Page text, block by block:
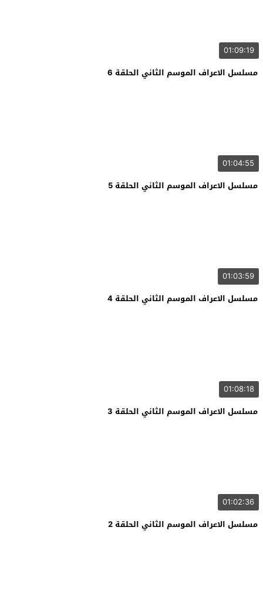
01:09:19
مسلسل الاعراف الموسم الثاني الحلقة 6
01:04:55
مسلسل الاعراف الموسم الثاني الحلقة 5
01:03:59
مسلسل الاعراف الموسم الثاني الحلقة 4
01:08:18
مسلسل الاعراف الموسم الثاني الحلقة 3
01:02:36
مسلسل الاعراف الموسم الثاني الحلقة 2